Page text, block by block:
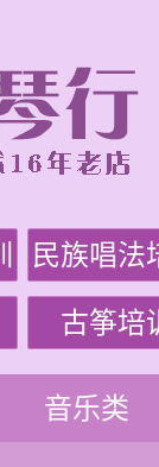
民族唱法
古筝培
音乐类